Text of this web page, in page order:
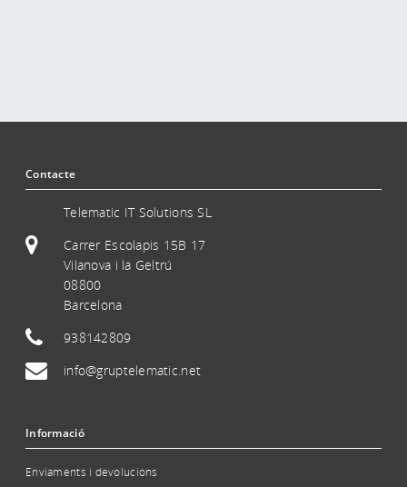
Contacte
Telematic IT Solutions SL
Carrer Escolapis 15B 17
Vilanova i la Geltrú
08800
Barcelona
938142809
info@gruptelematic.net
Informació
Enviaments i devolucions